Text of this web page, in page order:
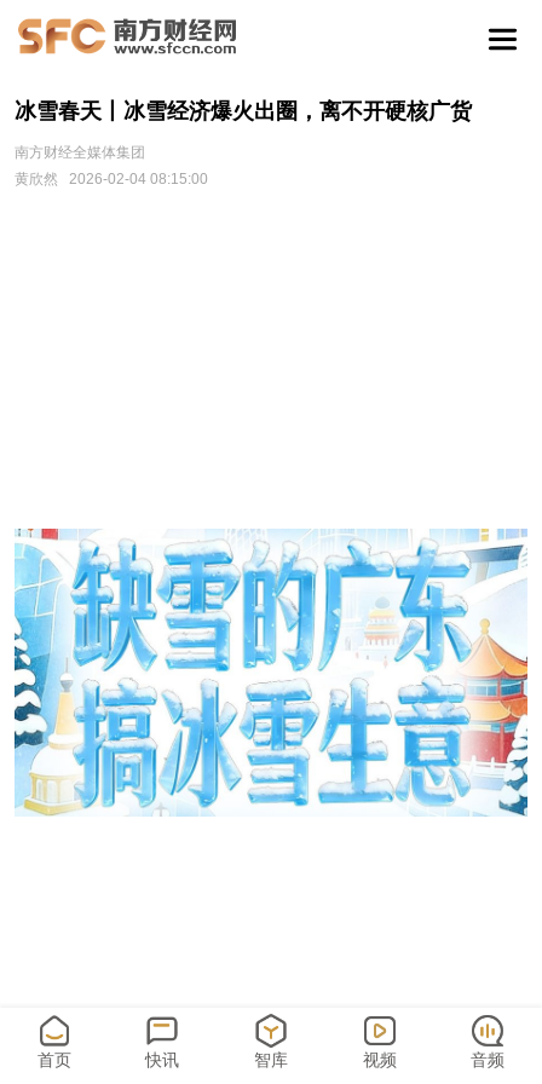
冰雪春天丨冰雪经济爆火出圈，离不开硬核广货
南方财经全媒体集团
黄欣然
2026-02-04 08:15:00
首页 快讯 智库 视频 音频